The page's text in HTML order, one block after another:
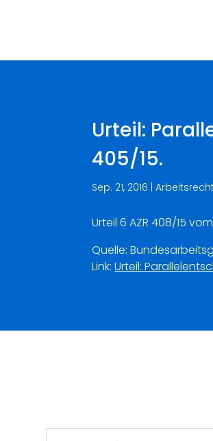
Urteil:
405/15.
Sep. 21, 2016 |
Urteil 6 AZR 408/15
Quelle:
Link:Urteil: